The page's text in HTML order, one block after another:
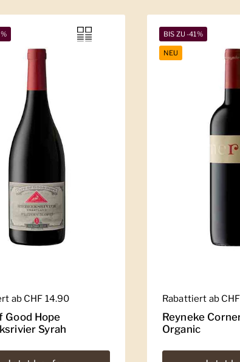
Preis
ab CHF 14.90
Good Hope
Syrah
Regulärer Preis
Rabattiert ab
Reyneke
Organic
BIS ZU -41%
NEU